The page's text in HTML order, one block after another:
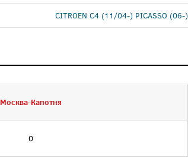
CITROEN C4 (11/04-) PICASSO (06-)
Москва-Капотня
0